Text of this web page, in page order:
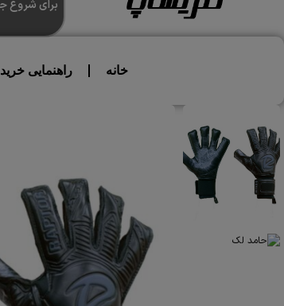
خانه راهنمایی خرید